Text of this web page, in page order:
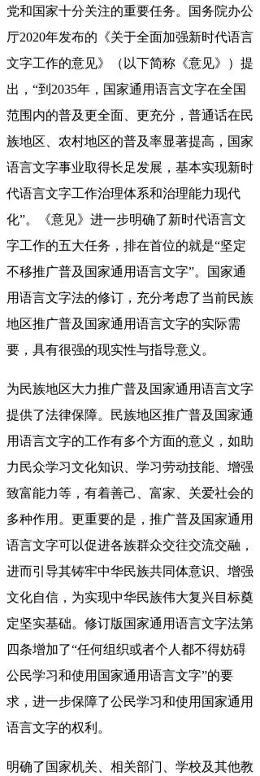
党和国家十分关注的重要任务。国务院办公
厅2020年发布的《关于全面加强新时代语言
文字工作的意见》（以下简称《意见》）提
出，“到2035年，国家通用语言文字在全国
范围内的普及更全面、更充分，普通话在民
族地区、农村地区的普及率显著提高，国家
语言文字事业取得长足发展，基本实现新时
代语言文字工作治理体系和治理能力现代
化”。《意见》进一步明确了新时代语言文
字工作的五大任务，排在首位的就是“坚定
不移推广普及国家通用语言文字”。国家通
用语言文字法的修订，充分考虑了当前民族
地区推广普及国家通用语言文字的实际需
要，具有很强的现实性与指导意义。
为民族地区大力推广普及国家通用语言文字
提供了法律保障。民族地区推广普及国家通
用语言文字的工作有多个方面的意义，如助
力民众学习文化知识、学习劳动技能、增强
致富能力等，有着善己、富家、关爱社会的
多种作用。更重要的是，推广普及国家通用
语言文字可以促进各族群众交往交流交融，
进而引导其铸牢中华民族共同体意识、增强
文化自信，为实现中华民族伟大复兴目标奠
定坚实基础。修订版国家通用语言文字法第
四条增加了“任何组织或者个人都不得妨碍
公民学习和使用国家通用语言文字”的要
求，进一步保障了公民学习和使用国家通用
语言文字的权利。
明确了国家机关、相关部门、学校及其他教